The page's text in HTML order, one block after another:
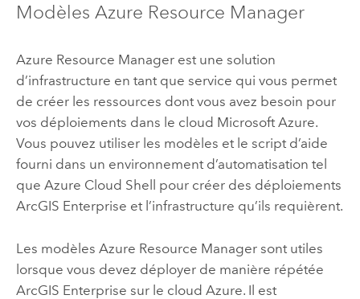
Modèles Azure Resource Manager
Azure Resource Managerest une solution
d’infrastructure en tant que service qui vous permet
de créer les ressources dont vous avez besoin pour
vos déploiements dans le cloud Microsoft Azure.
Vous pouvez utiliser les modèles et le script d’aide
fourni dans un environnement d’automatisation tel
que Azure Cloud Shell
pour créer des déploiements
ArcGIS Enterprise et l’infrastructure qu’ils requièrent.
Les modèles Azure Resource Managersont utiles
lorsque vous devez déployer de manière répétée
ArcGIS Enterprise sur le cloud Azure. Il est